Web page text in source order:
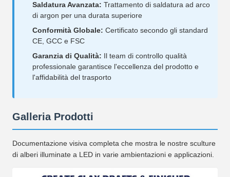
Saldatura Avanzata: Trattamento di saldatura ad arco
di argon per una durata superiore
Conformità Globale: Certificato secondo gli standard
CE, GCC e FSC
Garanzia di Qualità: Il team di controllo qualità
professionale garantisce l'eccellenza del prodotto e
l'affidabilità del trasporto
Galleria Prodotti
Documentazione visiva completa che mostra le nostre sculture
di alberi illuminate a LED in varie ambientazioni e applicazioni.